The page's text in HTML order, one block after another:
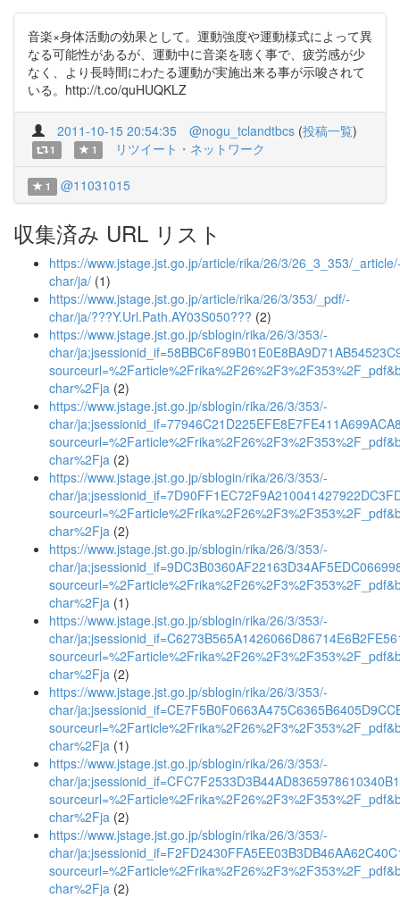
音楽×身体活動の効果として。運動強度や運動様式によって異
なる可能性があるが、運動中に音楽を聴く事で、疲労感が少
なく、より長時間にわたる運動が実施出来る事が示唆されて
いる。http://t.co/quHUQKLZ
2011-10-15 20:54:35 @nogu_tclandtbcs (投稿一覧)
1 1 リツイート・ネットワーク
1 @11031015
収集済み URL リスト
https://www.jstage.jst.go.jp/article/rika/26/3/26_3_353/
char/ja/ (1)
https://www.jstage.jst.go.jp/article/rika/26/3/353/_pdf/-
char/ja/???Y.Url.Path.AY03S050??? (2)
https://www.jstage.jst.go.jp/sblogin/rika/26/3/353/-
char/
char%2Fja (2)
https://www.jstage.jst.go.jp/sblogin/rika/26/3/353/-
char/
char%2Fja (2)
https://www.jstage.jst.go.jp/sblogin/rika/26/3/353/-
char/
char%2Fja (2)
https://www.jstage.jst.go.jp/sblogin/rika/26/3/353/-
char/
char%2Fja (1)
https://www.jstage.jst.go.jp/sblogin/rika/26/3/353/-
char/
char%2Fja (2)
https://www.jstage.jst.go.jp/sblogin/rika/26/3/353/-
char/
char%2Fja (1)
https://www.jstage.jst.go.jp/sblogin/rika/26/3/353/-
char/
char%2Fja (2)
https://www.jstage.jst.go.jp/sblogin/rika/26/3/353/-
char/
char%2Fja (2)